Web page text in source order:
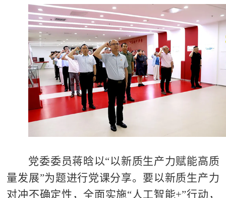
党委委员蒋晗以“以新质生产力赋能高质
量发展”为题进行党课分享。要以新质生产力
对冲不确定性，全面实施“人工智能+”行动，